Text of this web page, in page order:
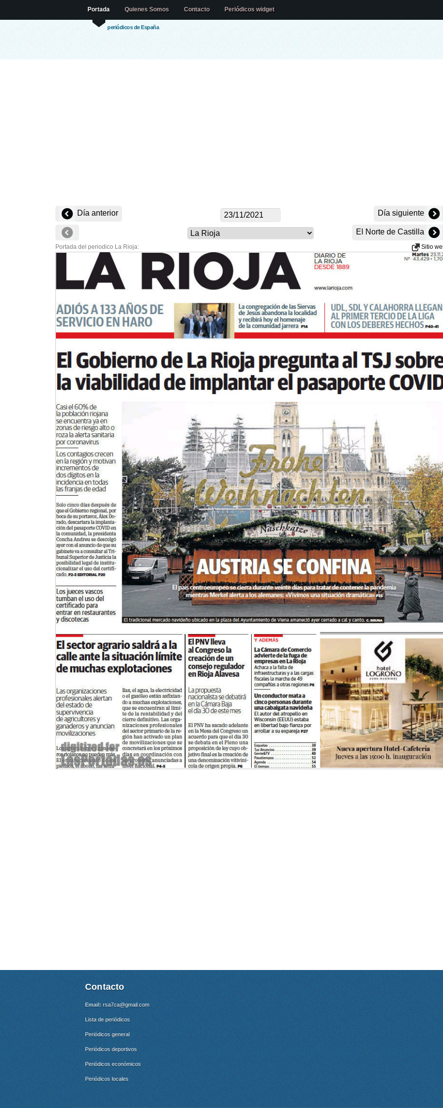
periódicos de España
Portada Quienes Somos Contacto Periódicos widget
Día anterior Día siguiente
El Norte de Castilla
Portada del periodico La Rioja: Sitio
Contacto
Email: rsa7ca@gmail.com
Lista de periódicos
Periódicos general
Periódicos deportivos
Periódicos económicos
Periódicos locales